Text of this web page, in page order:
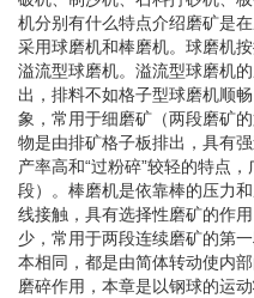
机分别有什么特点介绍磨矿是
采用球磨机和棒磨机。球磨机
溢流型球磨机。溢流型球磨机
出，排料不如格子型球磨机顺
象，常用于细磨矿（两段磨矿
物是由排矿格子板排出，具有
产率高和“过粉碎”较轻的特点
段）。棒磨机是依靠棒的压力
线接触，具有选择性磨矿的作
少，常用于两段连续磨矿的第
本相同，都是由简体转动使内
磨碎作用，本章是以钢球的运